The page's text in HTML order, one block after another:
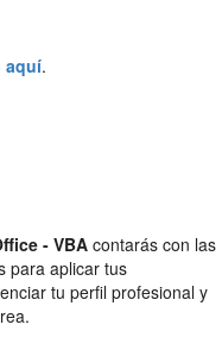
aquí.
- VBA contarás con las
para aplicar tus
tu perfil profesional y